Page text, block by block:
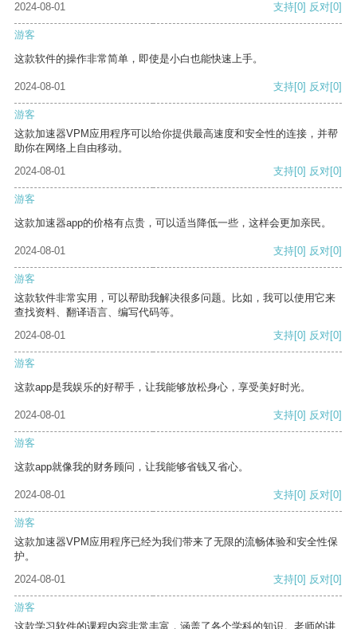
2024-08-01
支持[0] 反对[0]
游客
这款软件的操作非常简单，即使是小白也能快速上手。
2024-08-01 支持[0] 反对[0]
游客
这款加速器VPM应用程序可以给你提供最高速度和安全性的连接，并帮
助你在网络上自由移动。
2024-08-01
支持[0] 反对[0]
游客
这款加速器app的价格有点贵，可以适当降低一些，这样会更加亲民。
2024-08-01 支持[0] 反对[0]
游客
这款软件非常实用，可以帮助我解决很多问题。比如，我可以使用它来
查找资料、翻译语言、编写代码等。
2024-08-01
支持[0] 反对[0]
游客
这款app是我娱乐的好帮手，让我能够放松身心，享受美好时光。
2024-08-01 支持[0] 反对[0]
游客
这款app就像我的财务顾问，让我能够省钱又省心。
2024-08-01 支持[0] 反对[0]
游客
这款加速器VPM应用程序已经为我们带来了无限的流畅体验和安全性保
护。
2024-08-01
支持[0] 反对[0]
游客
这款学习软件的课程内容非常丰富，涵盖了各个学科的知识。老师的讲